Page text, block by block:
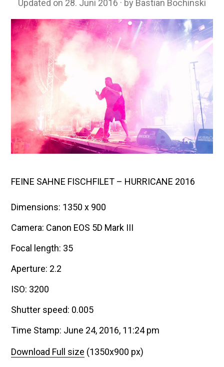
Updated on 28. Juni 2016 2
.
J
u
n
0
1
6
by Bastian Bochinski
FEINE SAHNE FISCHFILET – HURRICANE 2016
Dimensions: 1350 x 900
Camera: Canon EOS 5D Mark III
Focal length: 35
Aperture: 2.2
ISO: 3200
Shutter speed: 0.005
Time Stamp: June 24, 2016, 11:24 pm
Download Full size (1350x900 px)